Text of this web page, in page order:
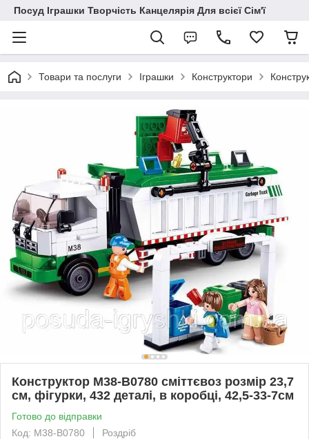
Посуд Іграшки Творчість Канцелярія Для всієї Сім'ї
Товари та послуги Іграшки Конструктори
Конструктор M38-B0780 сміттєвоз розмір 23,7
см, фігурки, 432 деталі, в коробці, 42,5-33-7см
Готово до відправки
Код: M38-B0780
Роздріб